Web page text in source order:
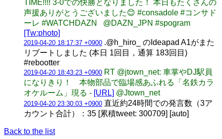
TIME!!!! 3-0での快勝となりました！ 本日もたくさんの
声援ありがとうございました😊 #consadole #コンサド
ーレ #WATCHDAZN⁠ ⁠⁠ ⁠⁠ @DAZN_JPN #spogram
[Tw:photo]
2019-04-20 18:17:37 +0900 .@h_hiro_ のIdeapad A1がまた
リブートしました (本日 1回目，通算 183回目)
#rebootter
2019-04-20 18:43:23 +0900 RT @jtown_net: 車掌やDJ駅員
になりきり！ 本物部品で臨場感あふれる「名鉄カラ
オケルーム」現る - [URL] @Jtown_net
2019-04-20 23:30:03 +0900 直近約24時間での発言数（3ア
カウント合計）：35 [累積tweet: 300709] [auto]
Back to the list